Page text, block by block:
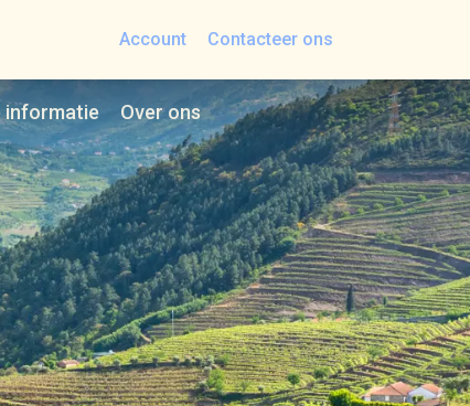
Account Contacteer ons
informatie Over ons